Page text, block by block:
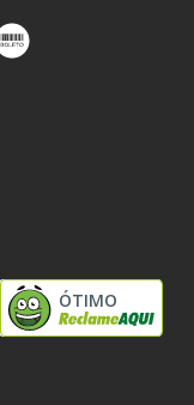
ÓTIMO